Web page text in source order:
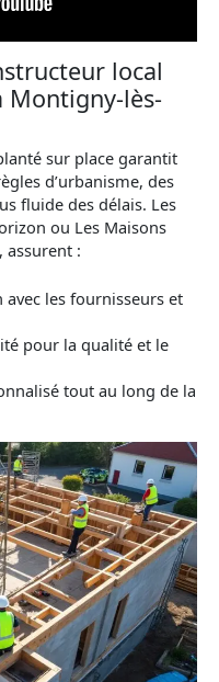
local
Montigny-lès-
sur place garantit
d’urbanisme, des
fluide des délais. Les
ou Les Maisons
assurent :
les fournisseurs et
pour la qualité et le
tout au long de la